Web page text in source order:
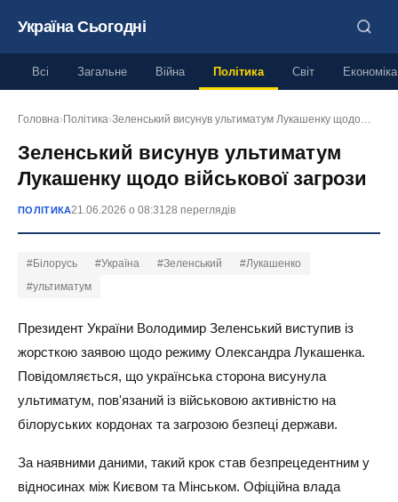
Україна Сьогодні
Всі Загальне Війна Політика Світ Економіка
Головна› Політика›Зеленський висунув ультиматум Лукашенку щодо…
Зеленський висунув ультиматум
Лукашенку щодо військової загрози
ПОЛІТИКА21.06.2026 о 08:3128 переглядів
#Білорусь #Україна #Зеленський
#Лукашенко
#ультиматум
Президент України Володимир Зеленський виступив із
жорсткою заявою щодо режиму Олександра Лукашенка.
Повідомляється, що українська сторона висунула
ультиматум, пов'язаний із військовою активністю на
білоруських кордонах та загрозою безпеці держави.
За наявними даними, такий крок став безпрецедентним у
відносинах між Києвом та Мінськом. Офіційна влада